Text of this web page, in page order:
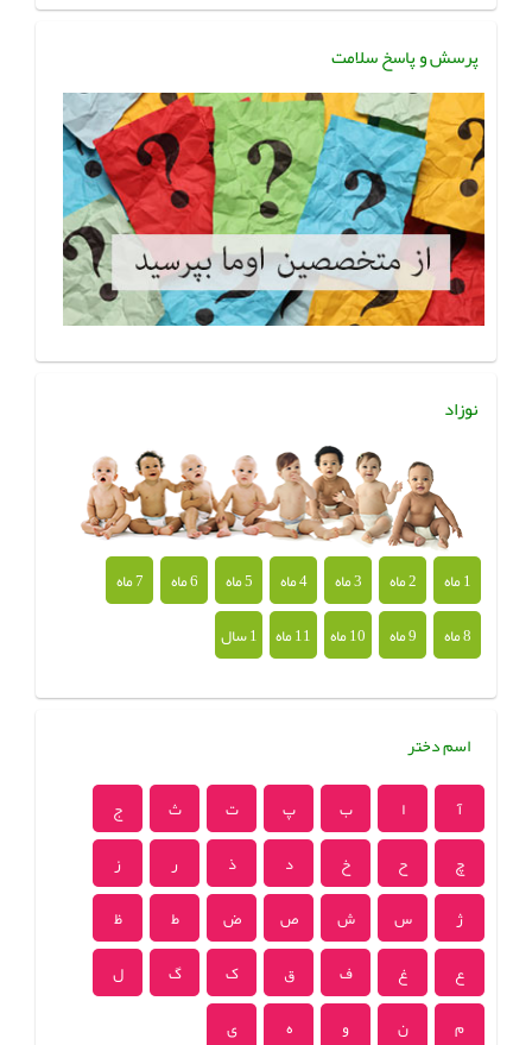
پرسش و پاسخ سلامت
نوزاد
1 ماه 2 ماه 3 ماه 4 ماه 5 ماه 6 ماه
7 ماه
8 ماه
9 ماه 10 ماه 11 ماه 1 سال
اسم دختر
آ ا ب پ ت ث
ج
چ
ح خ د ذ ر
ز
ژ
س ش ص ض ط
ظ
ع
غ ف ق ک گ
ل
م
ن و ه ی